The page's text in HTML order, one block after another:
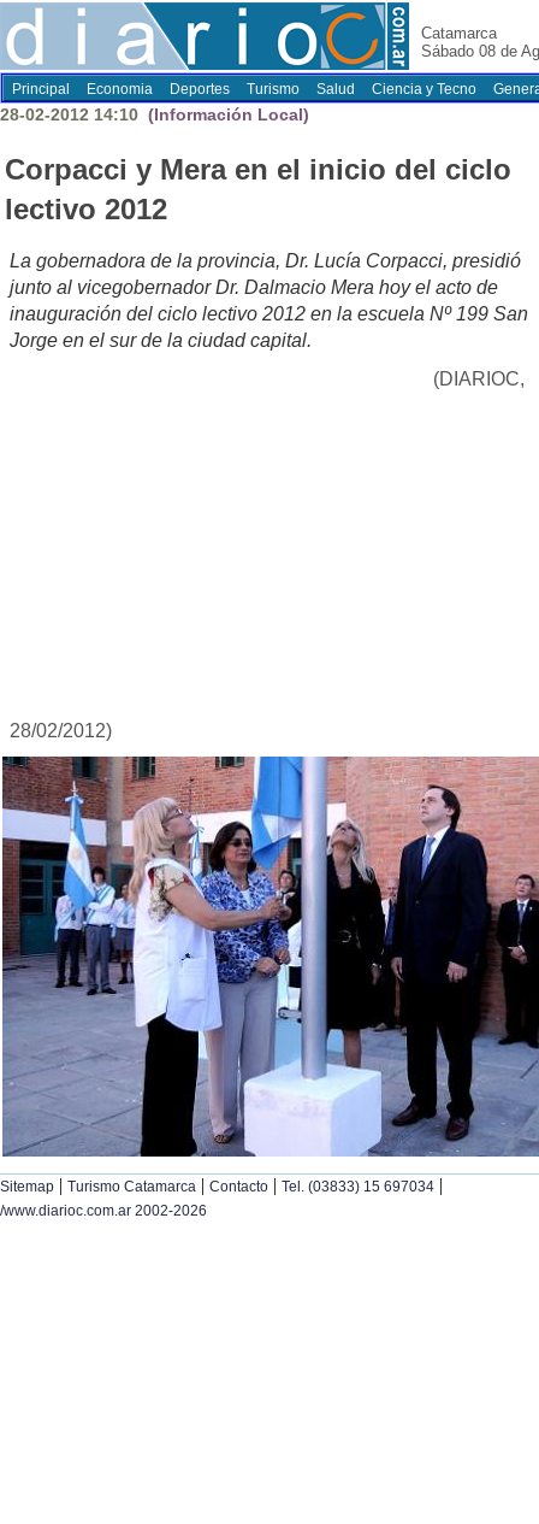
Catamarca
Sábado 08 de
Principal Economia Deportes Turismo Salud Ciencia y Tecno
28-02-2012 14:10 (Información Local)
Corpacci y Mera en el inicio del ciclo
lectivo 2012
La gobernadora de la provincia, Dr. Lucía Corpacci, presidió
junto al vicegobernador Dr. Dalmacio Mera hoy el acto de
inauguración del ciclo lectivo 2012 en la escuela Nº 199 San
Jorge en el sur de la ciudad capital.
(DIARIOC,
28/02/2012)
Sitemap | Turismo Catamarca | Contacto | Tel. (03833) 15 697034 |
/www.diarioc.com.ar 2002-2026